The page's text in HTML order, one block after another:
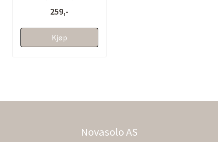
259,-
Kjøp
Novasolo AS